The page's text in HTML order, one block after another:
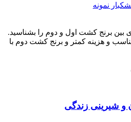
نمونه
بین برنج کشت اول و دوم را بشناسید.
و هزینه کمتر و برنج کشت دوم با
و شیرینی زندگی